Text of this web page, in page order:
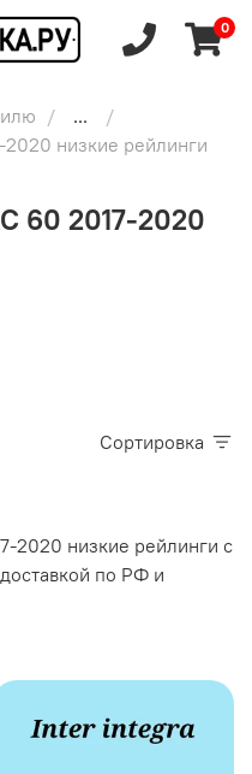
0
...
низкие рейлинги
60 2017-2020
Сортировка
2020 низкие рейлинги с
по РФ и